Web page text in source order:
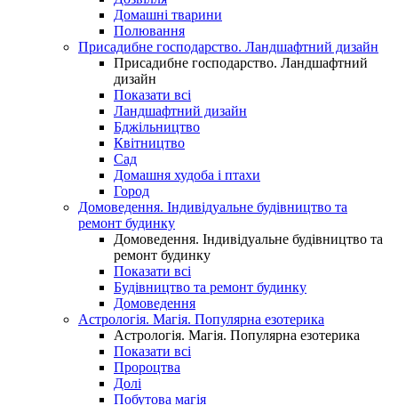
Домашні тварини
Полювання
Присадибне господарство. Ландшафтний дизайн
Присадибне господарство. Ландшафтний
дизайн
Показати всі
Ландшафтний дизайн
Бджільництво
Квітництво
Сад
Домашня худоба і птахи
Город
Домоведення. Індивідуальне будівництво та
ремонт будинку
Домоведення. Індивідуальне будівництво та
ремонт будинку
Показати всі
Будівництво та ремонт будинку
Домоведення
Астрологія. Магія. Популярна езотерика
Астрологія. Магія. Популярна езотерика
Показати всі
Пророцтва
Долі
Побутова магія